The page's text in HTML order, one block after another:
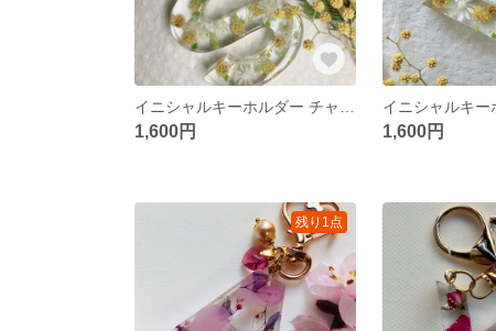
1,600円 1,600円
残り1点